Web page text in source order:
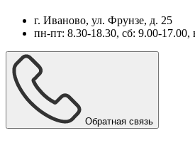
г. Иваново, ул. Фрунзе, д. 25
пн-пт: 8.30-18.30, сб: 9.00-17.00,
Обратная связь